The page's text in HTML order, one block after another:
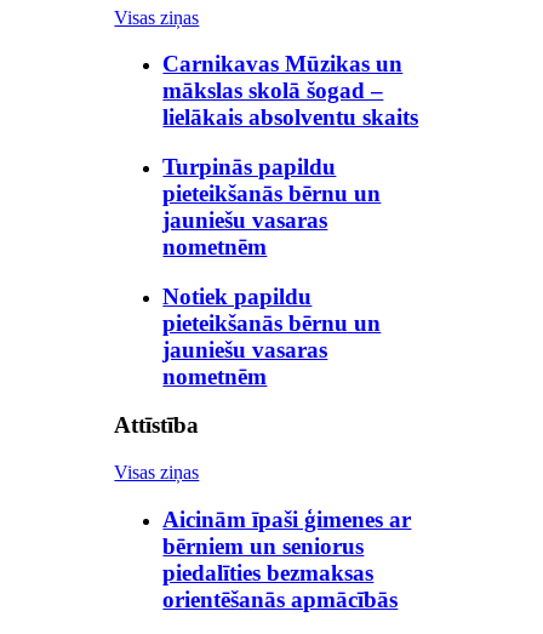
Visas ziņas
Carnikavas Mūzikas un
mākslas skolā šogad –
lielākais absolventu skaits
Turpinās papildu
pieteikšanās bērnu un
jauniešu vasaras
nometnēm
Notiek papildu
pieteikšanās bērnu un
jauniešu vasaras
nometnēm
Attīstība
Visas ziņas
Aicinām īpaši ģimenes ar
bērniem un seniorus
piedalīties bezmaksas
orientēšanās apmācībās